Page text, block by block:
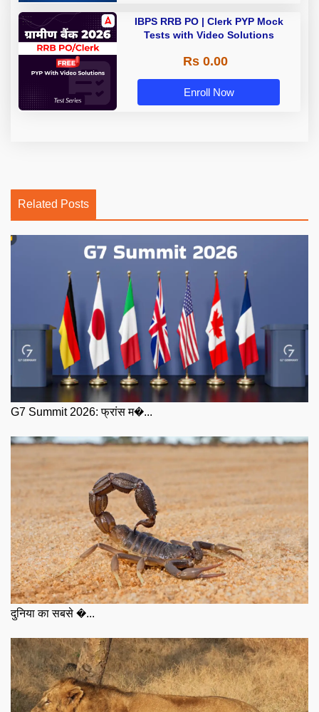
IBPS RRB PO | Clerk PYP Mock
Tests with Video Solutions
Rs 0.00
Enroll Now
Related Posts
G7 Summit 2026: फ्रांस म�...
दुनिया का सबसे �...